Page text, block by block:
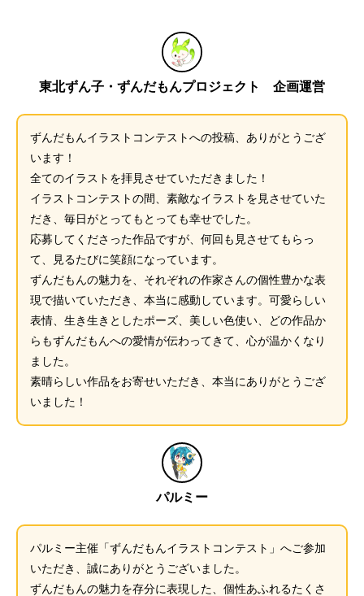
東北ずん子・ずんだもんプロジェクト 企画運営
ずんだもんイラストコンテストへの投稿、ありがとうござ
います！
全てのイラストを拝見させていただきました！
イラストコンテストの間、素敵なイラストを見させていた
だき、毎日がとってもとっても幸せでした。
応募してくださった作品ですが、何回も見させてもらっ
て、見るたびに笑顔になっています。
ずんだもんの魅力を、それぞれの作家さんの個性豊かな表
現で描いていただき、本当に感動しています。可愛らしい
表情、生き生きとしたポーズ、美しい色使い、どの作品か
らもずんだもんへの愛情が伝わってきて、心が温かくなり
ました。
素晴らしい作品をお寄せいただき、本当にありがとうござ
いました！
パルミー
パルミー主催「ずんだもんイラストコンテスト」へご参加
いただき、誠にありがとうございました。
ずんだもんの魅力を存分に表現した、個性あふれるたくさ